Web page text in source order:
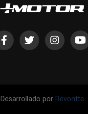
Desarrollado por Revontte